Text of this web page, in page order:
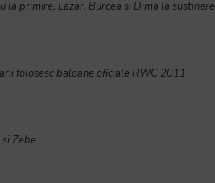
la primire, Lazar, Burcea si Dima la sustinere
folosesc baloane oficiale RWC 2011
si Zebe